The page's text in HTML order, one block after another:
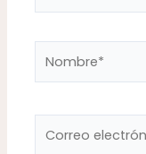
electrónico*